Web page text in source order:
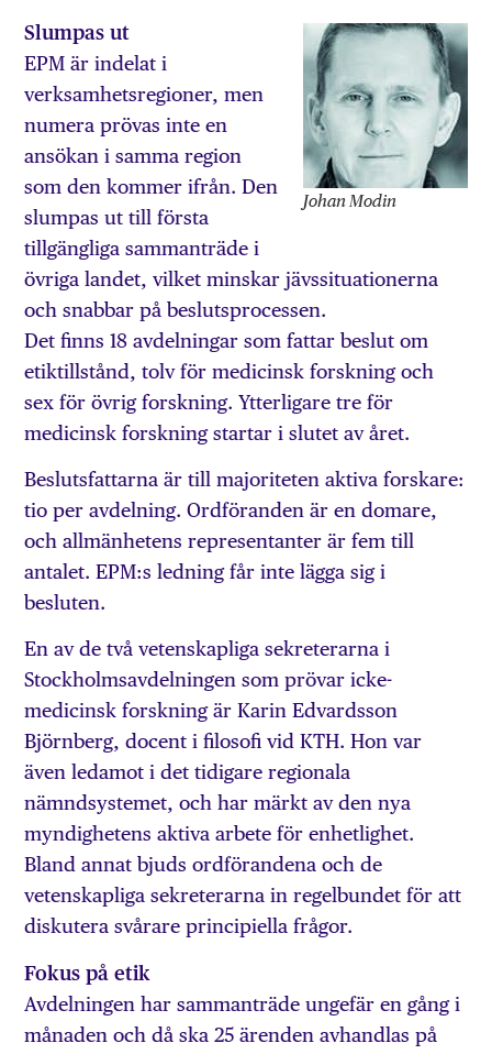
Johan Modin
Slumpas ut
EPM är indelat i
verksamhetsregioner, men
numera prövas inte en
ansökan i samma region
som den kommer ifrån. Den
slumpas ut till första
tillgängliga sammanträde i
övriga landet, vilket minskar jävssituationerna
och snabbar på beslutsprocessen.
Det finns 18 avdelningar som fattar beslut om
etiktillstånd, tolv för medicinsk forskning och
sex för övrig forskning. Ytterligare tre för
medicinsk forskning startar i slutet av året.
Beslutsfattarna är till majoriteten aktiva forskare:
tio per avdelning. Ordföranden är en domare,
och allmänhetens representanter är fem till
antalet. EPM:s ledning får inte lägga sig i
besluten.
En av de två vetenskapliga sekreterarna i
Stockholmsavdelningen som prövar icke-
medicinsk forskning är Karin Edvardsson
Björnberg, docent i filosofi vid KTH. Hon var
även ledamot i det tidigare regionala
nämndsystemet, och har märkt av den nya
myndighetens aktiva arbete för enhetlighet.
Bland annat bjuds ordförandena och de
vetenskapliga sekreterarna in regelbundet för att
diskutera svårare principiella frågor.
Fokus på etik
Avdelningen har sammanträde ungefär en gång i
månaden och då ska 25 ärenden avhandlas på